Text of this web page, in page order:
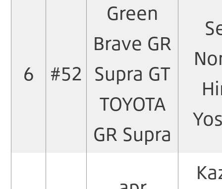
6 #52
Green
Brave GR
Supra GT
TOYOTA
GR Supra